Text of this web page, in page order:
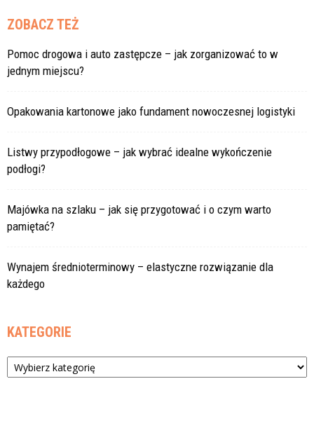
ZOBACZ TEŻ
Pomoc drogowa i auto zastępcze – jak zorganizować to w
jednym miejscu?
Opakowania kartonowe jako fundament nowoczesnej logistyki
Listwy przypodłogowe – jak wybrać idealne wykończenie
podłogi?
Majówka na szlaku – jak się przygotować i o czym warto
pamiętać?
Wynajem średnioterminowy – elastyczne rozwiązanie dla
każdego
KATEGORIE
Kategorie